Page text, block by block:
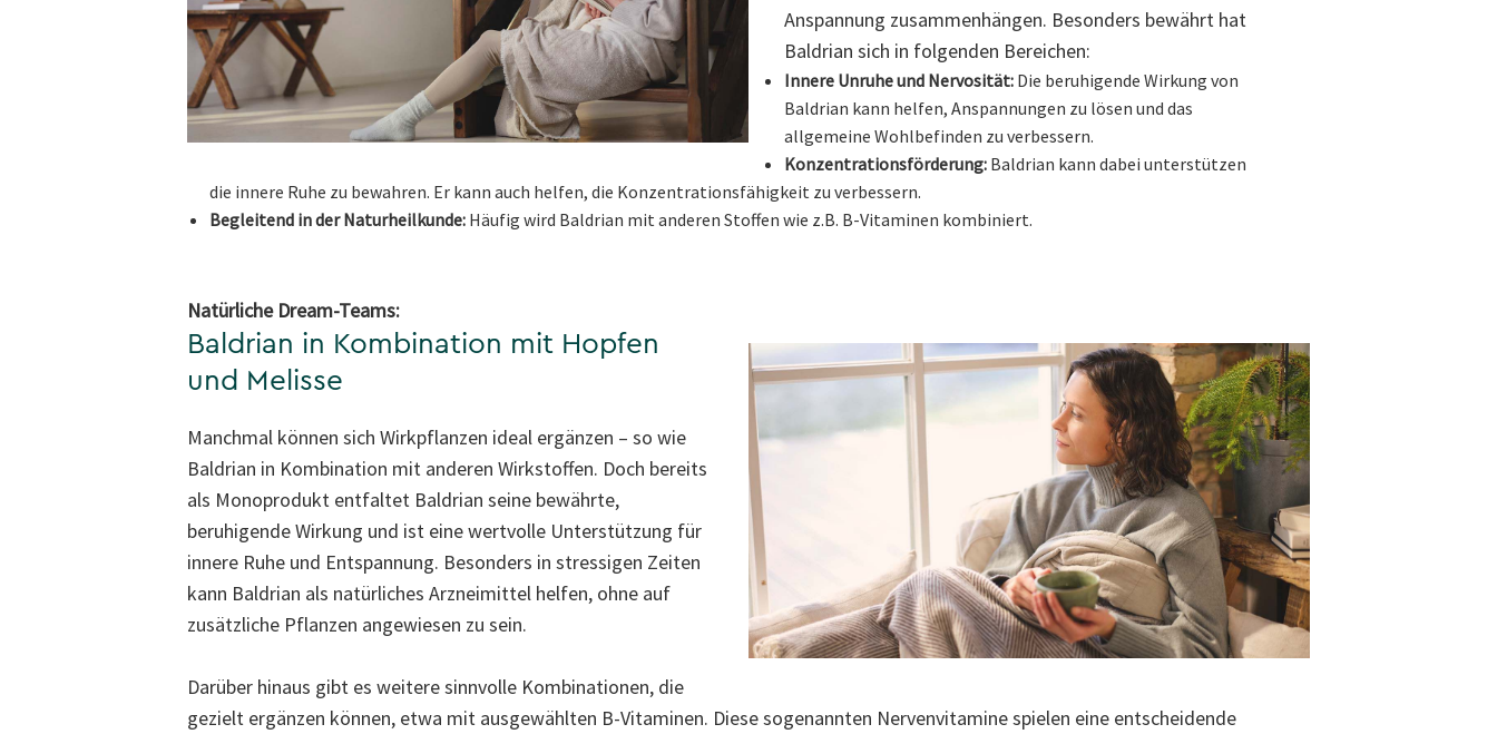
Anspannung zusammenhängen. Besonders bewährt hat
Baldrian sich in folgenden Bereichen:
Innere Unruhe und Nervosität:Die beruhigende Wirkung von
Baldrian kann helfen, Anspannungen zu lösen und das
allgemeine Wohlbefinden zu verbessern.
Konzentrationsförderung:Baldrian kann dabei unterstützen
die innere Ruhe zu bewahren. Er kann auch helfen, die Konzentrationsfähigkeit zu verbessern.
Begleitend in der Naturheilkunde: Häufig wird Baldrian mit anderen Stoffen wie z.B. B-Vitaminen kombiniert.
Natürliche Dream-Teams:
Baldrian in Kombination mit Hopfen
und Melisse
Manchmal können sich Wirkpflanzen ideal ergänzen – so wie
Baldrian in Kombination mit anderen Wirkstoffen. Doch bereits
als Monoprodukt entfaltet Baldrian seine bewährte,
beruhigende Wirkung und ist eine wertvolle Unterstützung für
innere Ruhe und Entspannung. Besonders in stressigen Zeiten
kann Baldrian als natürliches Arzneimittel helfen, ohne auf
zusätzliche Pflanzen angewiesen zu sein.
Darüber hinaus gibt es weitere sinnvolle Kombinationen, die
gezielt ergänzen können, etwa mit ausgewählten B-Vitaminen. Diese sogenannten Nervenvitamine spielen eine entscheidende